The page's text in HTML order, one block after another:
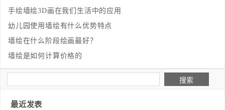
手绘墙绘3D画在我们生活中的应用
幼儿园使用墙绘有什么优势特点
墙绘在什么阶段绘画最好？
墙绘是如何计算价格的
最近发表